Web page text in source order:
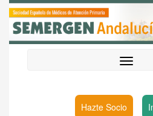
Hazte Socio